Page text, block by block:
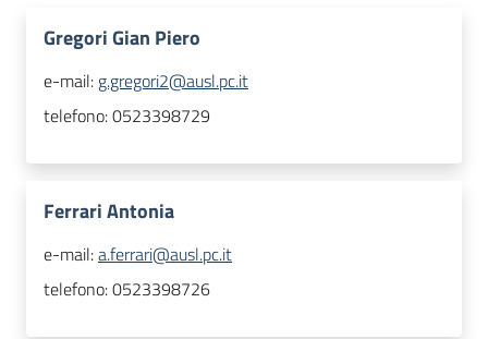
Gregori Gian Piero
e-mail: g.gregori2@ausl.pc.it
telefono:0523398729
Ferrari Antonia
e-mail:a.ferrari@ausl.pc.it
telefono:0523398726